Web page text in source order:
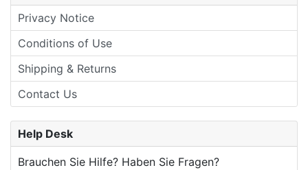
Privacy Notice
Conditions of Use
Shipping & Returns
Contact Us
Help Desk
Brauchen Sie Hilfe? Haben Sie Fragen?